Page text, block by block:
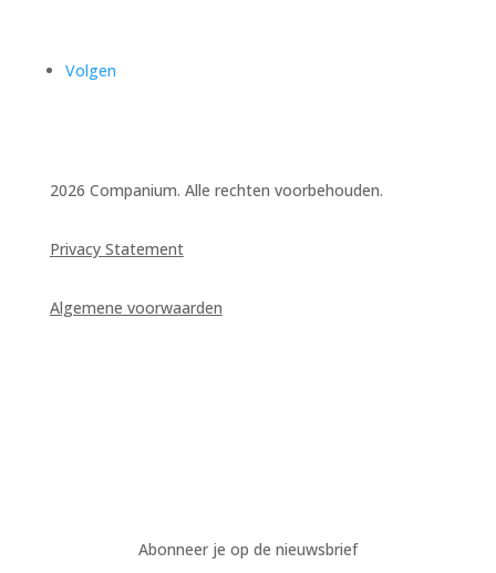
Volgen
2026 Companium. Alle rechten voorbehouden.
Privacy Statement
Algemene voorwaarden
Abonneer je op de nieuwsbrief